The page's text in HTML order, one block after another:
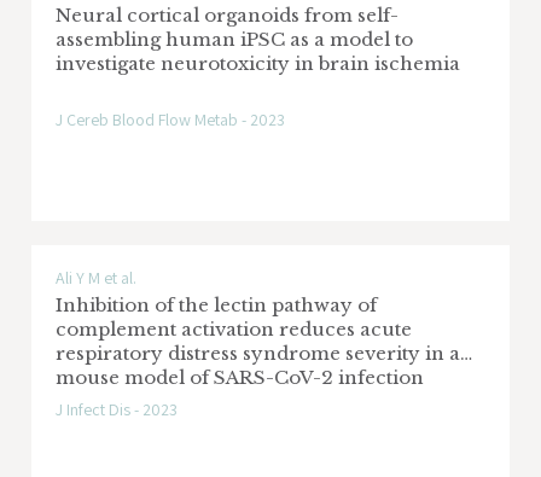
Neural cortical organoids from self-
assembling human iPSC as a model to
investigate neurotoxicity in brain ischemia
J Cereb Blood Flow Metab - 2023
Ali Y M et al.
Inhibition of the lectin pathway of
complement activation reduces acute
respiratory distress syndrome severity in a
mouse model of SARS-CoV-2 infection
J Infect Dis - 2023